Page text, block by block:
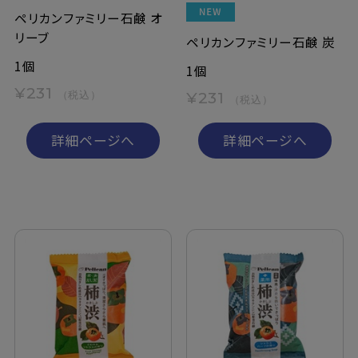
ペリカンファミリー石鹸 オ
リーブ
1個
¥231 （税込）
詳細ページへ
ペリカンファミリー石鹸 炭
1個
¥231 （税込）
詳細ページへ